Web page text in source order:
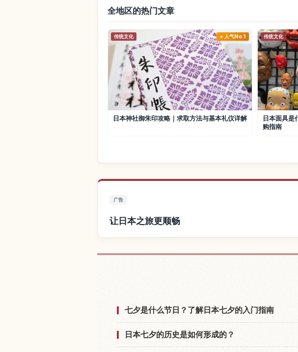
全地区的热门文章
传统文化 人气No.1
日本神社御朱印攻略｜求取方法与基本礼仪详解
传统文化
日本面具是
购指南
广告
让日本之旅更顺畅
七夕是什么节日？了解日本七夕的入门指南
日本七夕的历史是如何形成的？